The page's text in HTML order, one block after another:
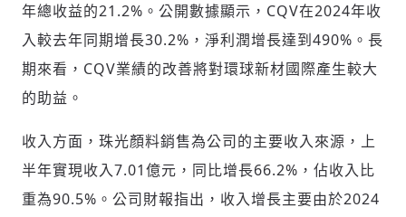
年總收益的21.2%。公開數據顯示，CQV在2024年收
入較去年同期增長30.2%，淨利潤增長達到490%。長
期來看，CQV業績的改善將對環球新材國際產生較大
的助益。
收入方面，珠光顏料銷售為公司的主要收入來源，上
半年實現收入7.01億元，同比增長66.2%， 佔收入比
重為90.5%。公司財報指出，收入增長主要由於2024